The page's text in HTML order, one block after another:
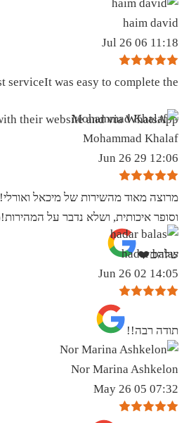
haim david
11:18 06 Jul 26
serviceIt was easy to complete the
their website and via WhatsApp
Mohammad Khalaf
12:06 29 Jun 26
מרוצה מאוד מהשירות של מיכאל
וסופר איכותית, ושלא נדבר על
שלהם❤️
hadar balas
14:05 02 Jun 26
תודה רבה!!
Nor Marina Ashkelon
07:32 05 May 26